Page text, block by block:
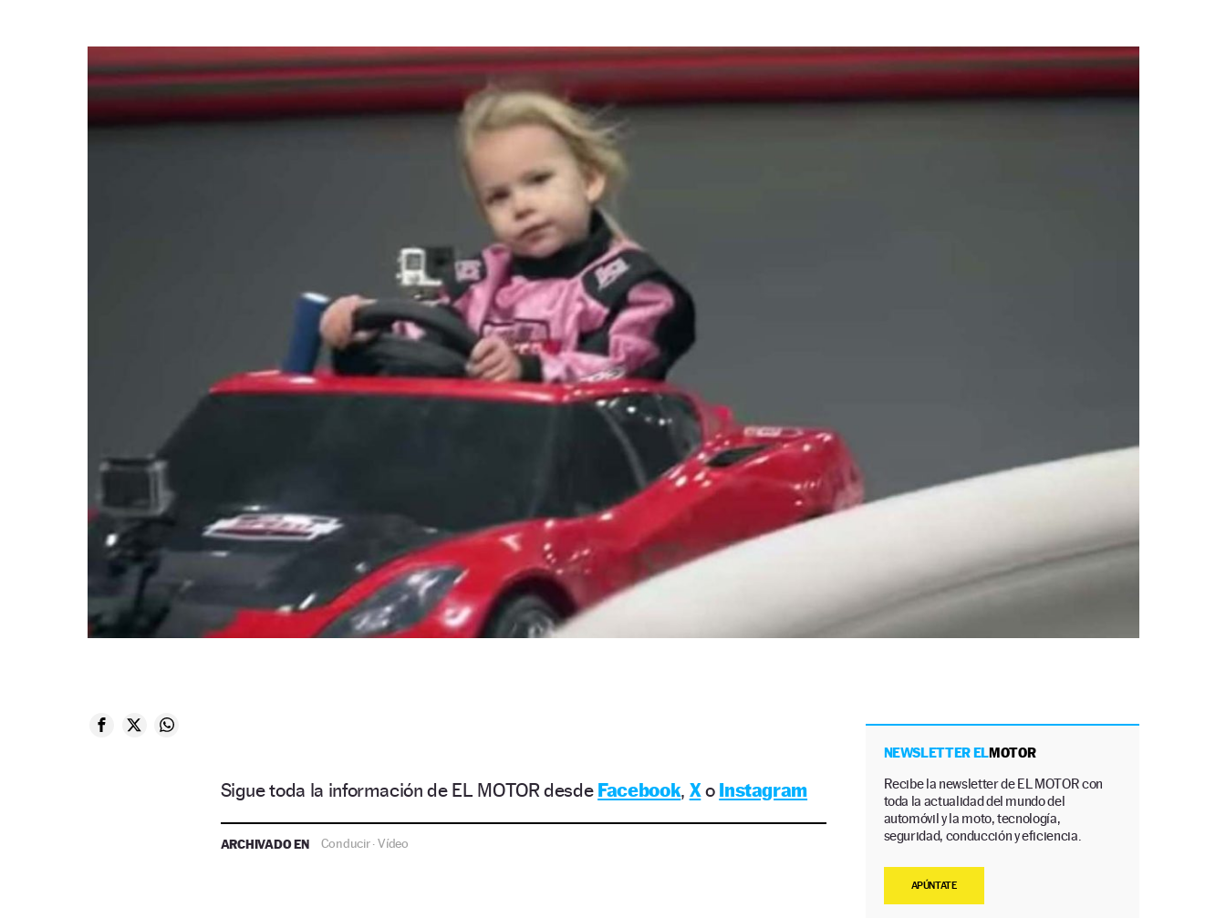
Así conduce esta niña de cinco años
Sigue toda la información de EL MOTOR desde Facebook, Xo Instagram
ARCHIVADO EN Conducir·Vídeo
NEWSLETTER ELMOTOR
Recibe la newsletter de EL MOTOR con
toda la actualidad del mundo del
automóvil y la moto, tecnología,
seguridad, conducción y eficiencia.
APÚNTATE